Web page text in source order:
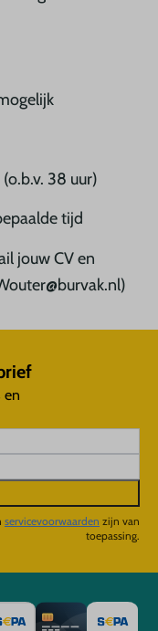
38 uur)
tijd
jouw CV en
en
servicevoorwaarden zijn van
toepassing.